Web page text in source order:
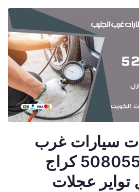
سيارات غرب
الجليب 50805535 كراج
تواير عجلات